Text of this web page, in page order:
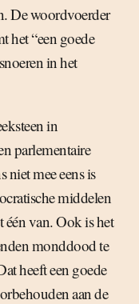
De woordvoerder
het “een goede
in het
in
parlementaire
niet mee eens is
middelen
van. Ook is het
monddood te
heeft een goede
aan de